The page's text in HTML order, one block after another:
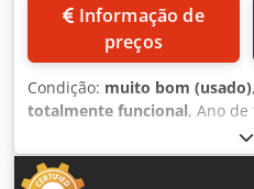
preços
Condição: muito bom (usado)
totalmente funcional, Ano
, grau de
acionamento:hidráulico,
Tauring